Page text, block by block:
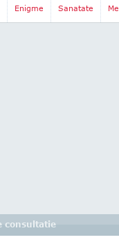
Enigme Sanatate
consultatie